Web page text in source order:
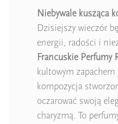
Niebywale kusząca
Dzisiejszy wieczór
energii, radości i
Francuskie Perfumy
kultowym zapachem
kompozycja
oczarować swoją
charyzmą. To